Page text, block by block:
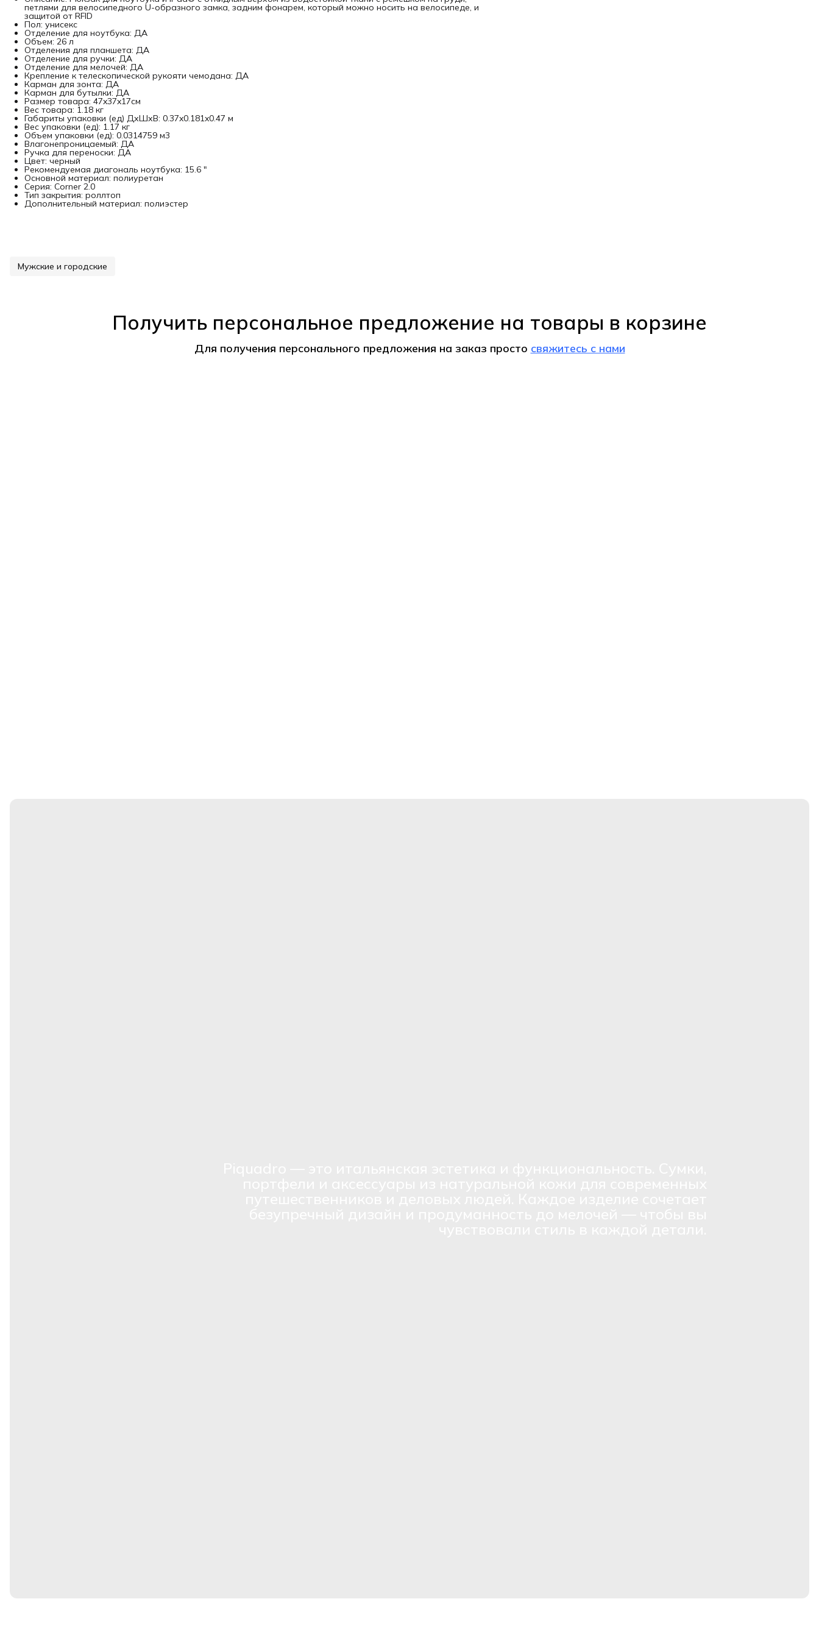
петлями для велосипедного U-образного замка, задним фонарем, который можно носить на велосипеде, и
защитой от RFID
Пол: унисекс
Отделение для ноутбука: ДА
Объем: 26 л
Отделения для планшета: ДА
Отделение для ручки: ДА
Отделение для мелочей: ДА
Крепление к телескопической рукояти чемодана: ДА
Карман для зонта: ДА
Карман для бутылки: ДА
Размер товара: 47x37x17см
Вес товара: 1.18 кг
Габариты упаковки (ед) ДхШхВ: 0.37x0.181x0.47 м
Вес упаковки (ед): 1.17 кг
Объем упаковки (ед): 0.0314759 м3
Влагонепроницаемый: ДА
Ручка для переноски: ДА
Цвет: черный
Рекомендуемая диагональ ноутбука: 15.6 "
Основной материал: полиуретан
Серия: Corner 2.0
Тип закрытия: роллтоп
Дополнительный материал: полиэстер
Мужские и городские
Получить персональное предложение на товары в корзине
Для получения персонального предложения на заказ просто свяжитесь с нами